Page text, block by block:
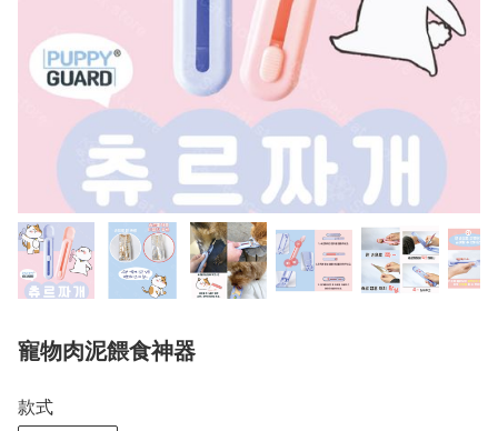
寵物肉泥餵食神器
款式